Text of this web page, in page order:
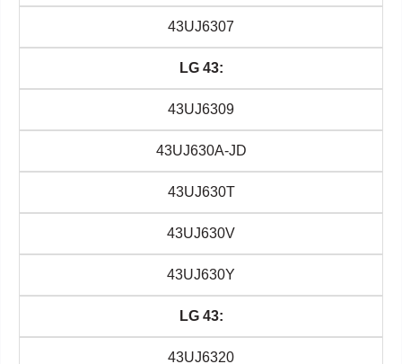
43UJ6307
LG 43:
43UJ6309
43UJ630A-JD
43UJ630T
43UJ630V
43UJ630Y
LG 43:
43UJ6320